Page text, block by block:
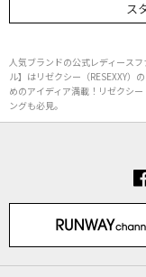
ス
人気ブランドの公式レディース
ル】はリゼクシー（RESEXXY）
めのアイディア満載！リゼクシ
ングも必見。